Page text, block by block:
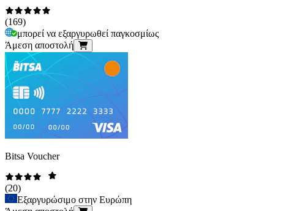
(169)
μπορεί να εξαργυρωθεί παγκοσμίως
Άμεση αποστολή
Bitsa Voucher
(20)
Εξαργυρώσιμο στην Ευρώπη